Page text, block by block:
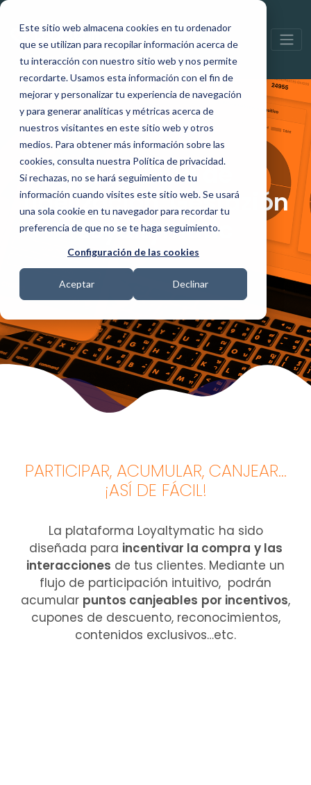
Este sitio web almacena cookies en tu ordenador
que se utilizan para recopilar información acerca de
tu interacción con nuestro sitio web y nos permite
recordarte. Usamos esta información con el fin de
mejorar y personalizar tu experiencia de navegación
y para generar analíticas y métricas acerca de
nuestros visitantes en este sitio web y otros
medios. Para obtener más información sobre las
cookies, consulta nuestra Política de privacidad.
Si rechazas, no se hará seguimiento de tu
información cuando visites este sitio web. Se usará
una sola cookie en tu navegador para recordar tu
preferencia de que no se te haga seguimiento.
Configuración de las cookies
Aceptar Declinar
Programa de
fidelización Gestazión
Loyaltymatic
PARTICIPAR, ACUMULAR, CANJEAR...
¡ASÍ DE FÁCIL!
La plataforma Loyaltymatic ha sido
diseñada para incentivar la compra y las
interacciones de tus clientes. Mediante un
flujo de participación intuitivo, podrán
acumular puntos canjeables por incentivos,
cupones de descuento, reconocimientos,
contenidos exclusivos…etc.